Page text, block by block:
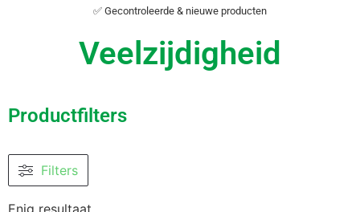
✅ Gecontroleerde & nieuwe producten
Veelzijdigheid
Productfilters
Filters
Enig resultaat